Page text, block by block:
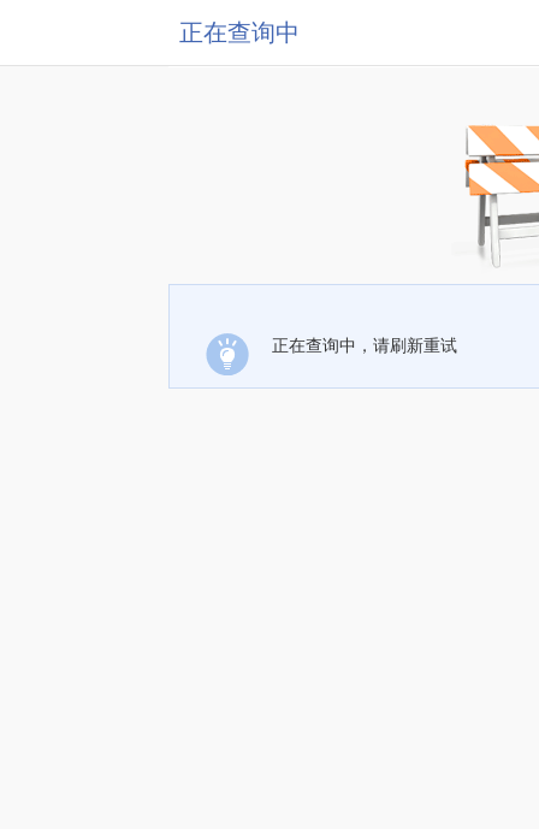
正在查询中
正在查询中，请刷新重试